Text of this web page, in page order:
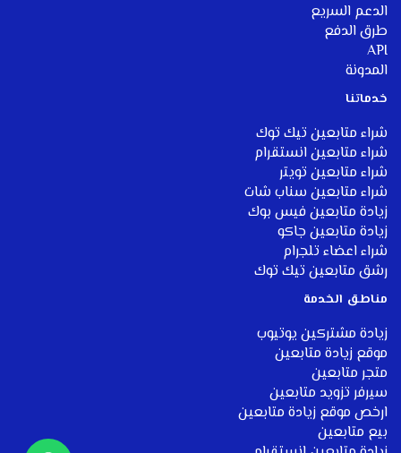
الدعم السريع
طرق الدفع
API
المدونة
خدماتنا
شراء متابعين تيك توك
شراء متابعين انستقرام
شراء متابعين تويتر
شراء متابعين سناب شات
زيادة متابعين فيس بوك
زيادة متابعين جاكو
شراء اعضاء تلجرام
رشق متابعين تيك توك
مناطق الخدمة
زيادة مشتركين يوتيوب
موقع زيادة متابعين
متجر متابعين
سيرفر تزويد متابعين
ارخص موقع زيادة متابعين
بيع متابعين